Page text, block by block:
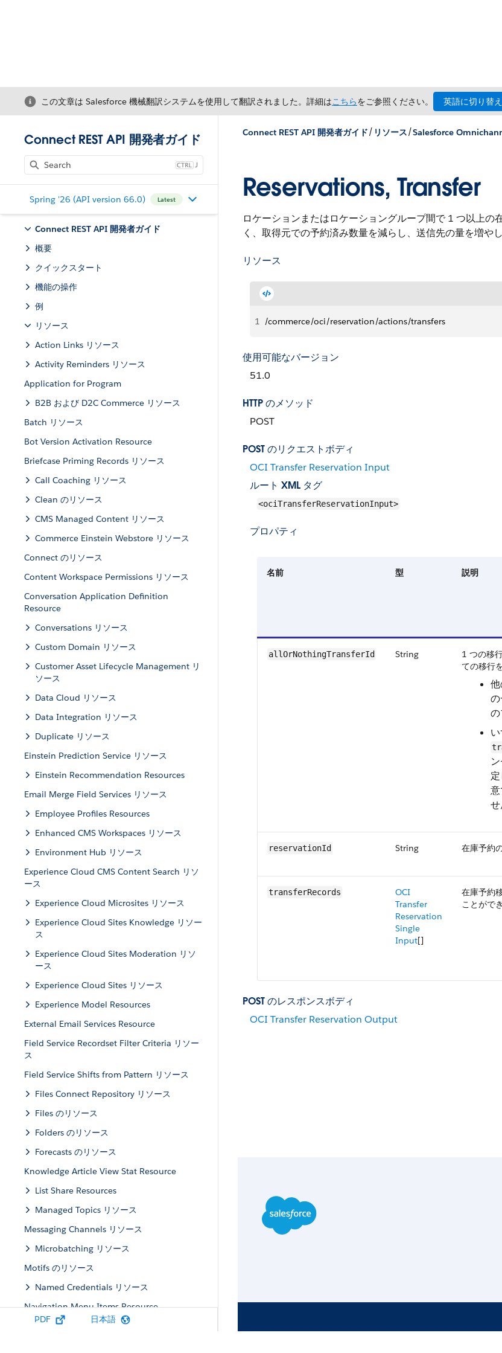
この文章は Salesforce 機械翻訳システムを使用して翻訳されました。詳細はこちらをご参照ください。 英語に切り替
Connect REST API 開発者ガイド
J
Spring '26 (API version 66.0) Latest
Connect REST API 開発者ガイド
概要
クイックスタート
機能の操作
例
リソース
Action Links リソース
Activity Reminders リソース
Application for Program
B2B および D2C Commerce リソース
Batch リソース
Bot Version Activation Resource
Briefcase Priming Records リソース
Call Coaching リソース
Clean のリソース
CMS Managed Content リソース
Commerce Einstein Webstore リソース
Connect のリソース
Content Workspace Permissions リソース
Conversation Application Definition
Resource
Conversations リソース
Custom Domain リソース
Customer Asset Lifecycle Management リ
ソース
Data Cloud リソース
Data Integration リソース
Duplicate リソース
Einstein Prediction Service リソース
Einstein Recommendation Resources
Email Merge Field Services リソース
Employee Profiles Resources
Enhanced CMS Workspaces リソース
Environment Hub リソース
Experience Cloud CMS Content Search リソ
ース
Experience Cloud Microsites リソース
Experience Cloud Sites Knowledge リソー
ス
Experience Cloud Sites Moderation リソ
ース
Experience Cloud Sites リソース
Experience Model Resources
External Email Services Resource
Field Service Recordset Filter Criteria リソー
ス
Field Service Shifts from Pattern リソース
Files Connect Repository リソース
Files のリソース
Folders のリソース
Forecasts のリソース
Knowledge Article View Stat Resource
List Share Resources
Managed Topics リソース
Messaging Channels リソース
Microbatching リソース
Motifs のリソース
Named Credentials リソース
Navigation Menu Items Resource
Network Data Category リソース
PDF 日本語
Connect REST API 開発者ガイド/ リソース/Salesforce
Reservations, Transfer
ロケーションまたはロケーショングループ間で 1 つ以上
く、取得元での予約済み数量を減らし、送信先の量を増やし
リソース
1 /commerce/oci/reservation/actions/transfers
使用可能なバージョン
51.0
HTTP のメソッド
POST
POST のリクエストボディ
OCI Transfer Reservation Input
ルート XML タグ
<ociTransferReservationInput>
プロパティ
名前 型 説明
allOrNothingTransferId String 1 つの移
ての移行
の
せ
reservationId String 在庫予約
transferRecords
OCI
Transfer
Reservation
Single
Input[]
在庫予約
ことがで
POST のレスポンスボディ
OCI Transfer Reservation Output